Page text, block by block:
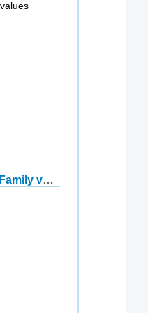
Коттеджный поселок Traverta Family values (Траверта Фэмили)